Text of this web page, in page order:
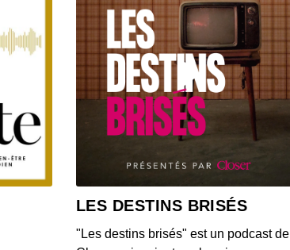
LES DESTINS BRISÉS
"Les destins brisés" est un podcast de